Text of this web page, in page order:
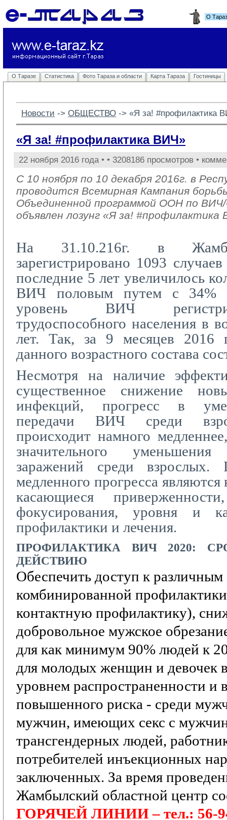
О
О Таразе Статистика Фото Тараза и области Карта Тараза Гостиницы
Новости -> ОБЩЕСТВО -> «Я за! #профилактика
«Я за! #профилактика ВИЧ»
22 ноября 2016 года • • 3208186 просмотров •
С 10 ноября по 10 декабря 2016г. в
проводится Всемирная Кампания
Объединенной программой ООН по
объявлен лозунг «Я за! #профилактика
На 31.10.216г. в
зарегистрировано 1093
последние 5 лет увеличилось
ВИЧ половым путем с 34%
уровень ВИЧ
трудоспособного населения в
лет. Так, за 9 месяцев 2016
данного возрастного состава
Несмотря на наличие
существенное снижение
инфекций, прогресс в
передачи ВИЧ среди
происходит намного
значительного
заражений среди взрослых.
медленного прогресса
касающиеся
фокусирования, уровня и
профилактики и лечения.
ПРОФИЛАКТИКА ВИЧ 2020:
ДЕЙСТВИЮ
Обеспечить доступ к
комбинированной
контактную профилактику),
добровольное мужское
для как минимум 90% людей к
для молодых женщин и девочек
уровнем распространенности и
повышенного риска - среди
мужчин, имеющих секс с
трансгендерных людей,
потребителей инъекционных
заключенных. За время
Жамбылский областной центр
ГОРЯЧЕЙ ЛИНИИ – тел.: 56-